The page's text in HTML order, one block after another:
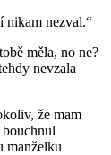
nikam nezval.“
měla, no ne?
nevzala
že mam
manželku